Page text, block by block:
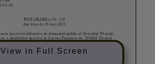
View in Full Screen